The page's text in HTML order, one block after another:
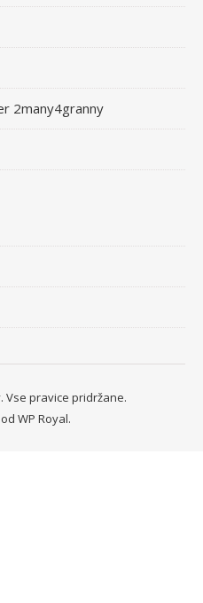
2many4granny
Vse pravice pridržane.
WP Royal.